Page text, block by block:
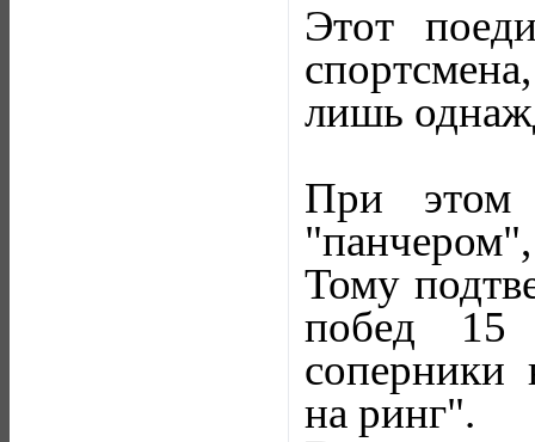
Этот
лишь
При этом
Тому
побед 15
соперники
на ринг".